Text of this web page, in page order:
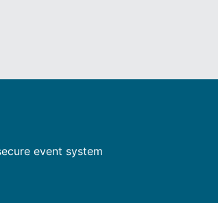
event system